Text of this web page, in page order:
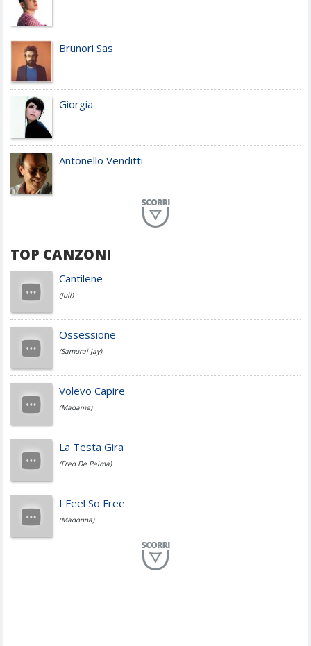
Brunori Sas
Giorgia
Antonello Venditti
Achille Lauro
Cesare Cremonini
Jovanotti
Fedez
Simone Cristicchi
TOP CANZONI
Cantilene
(Juli)
Ossessione
(Samurai Jay)
Volevo Capire
(Madame)
La Testa Gira
(Fred De Palma)
I Feel So Free
(Madonna)